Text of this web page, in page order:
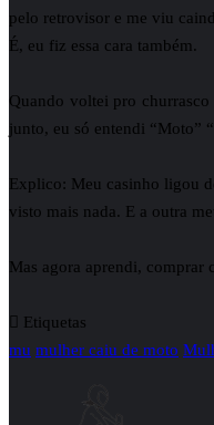
pelo retrovisor e me viu
É, eu fiz essa cara também.
Quando voltei pro
junto, eu só entendi “Moto”
Explico: Meu casinho ligou
visto mais nada. E a outra
Mas agora aprendi, comprar
Etiquetas
mu mulher caiu de moto